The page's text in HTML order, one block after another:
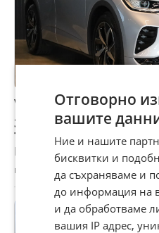
VW ID.5 * GTX* 4X4* IQ HD
39 900 €
78 037,62 лв
Не се начислява ДДС
гр. Самоков, София област, 05
Отговорно
вашите
Ние и нашите
бисквитки и
да съхраняваме и
до информация на
и да обработваме
вашия IP адрес,